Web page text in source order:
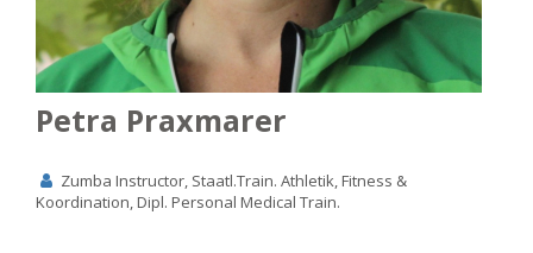
Petra Praxmarer
Zumba Instructor, Staatl.Train. Athletik, Fitness &
Koordination, Dipl. Personal Medical Train.